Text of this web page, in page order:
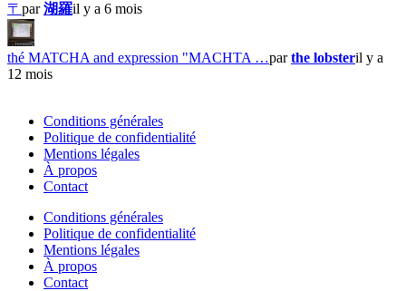
〒 par湖羅il y a 6 mois
thé MATCHA and expression "MACHTA …parthe lobsteril y a
12 mois
Conditions générales
Politique de confidentialité
Mentions légales
À propos
Contact
Conditions générales
Politique de confidentialité
Mentions légales
À propos
Contact